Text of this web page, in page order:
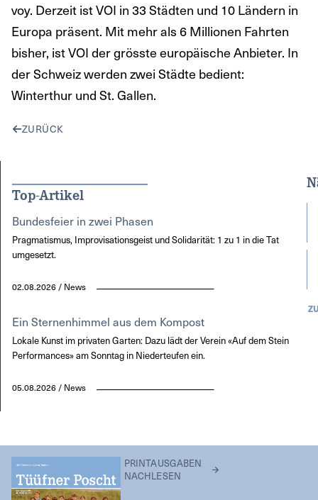
voy. Derzeit ist VOI in 33 Städten und 10 Ländern in
Europa präsent. Mit mehr als 6 Millionen Fahrten
bisher, ist VOI der grösste europäische Anbieter. In
der Schweiz werden zwei Städte bedient:
Winterthur und St. Gallen.
ZURÜCK
Top-Artikel
Bundesfeier in zwei Phasen
Pragmatismus, Improvisationsgeist und Solidarität: 1 zu 1 in die Tat
umgesetzt.
02.08.2026 / News
Ein Sternenhimmel aus dem Kompost
Lokale Kunst im privaten Garten: Dazu lädt der Verein «Auf dem Stein
Performances» am Sonntag in Niederteufen ein.
05.08.2026 / News
PRINTAUSGABEN
NACHLESEN